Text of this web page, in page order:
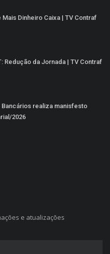
Mais Dinheiro Caixa | TV Contraf
Redução da Jornada | TV Contraf
realiza manisfesto
2026
e atualizações